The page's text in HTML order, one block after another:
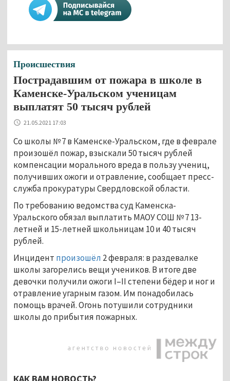
Происшествия
Пострадавшим от пожара в школе в
Каменске-Уральском ученицам
выплатят 50 тысяч рублей
21.05.2021 17:03
Со школы № 7 в Каменске-Уральском, где в феврале
произошёл пожар, взыскали 50 тысяч рублей
компенсации морального вреда в пользу учениц,
получивших ожоги и отравление, сообщает пресс-
служба прокуратуры Свердловской области.
По требованию ведомства суд Каменска-
Уральского обязал выплатить МАОУ СОШ № 7 13-
летней и 15-летней школьницам 10 и 40 тысяч
рублей.
Инцидент произошёл 2 февраля: в раздевалке
школы загорелись вещи учеников. В итоге две
девочки получили ожоги I–II степени бёдер и ног и
отравление угарным газом. Им понадобилась
помощь врачей. Огонь потушили сотрудники
школы до прибытия пожарных.
КАК ВАМ НОВОСТЬ?